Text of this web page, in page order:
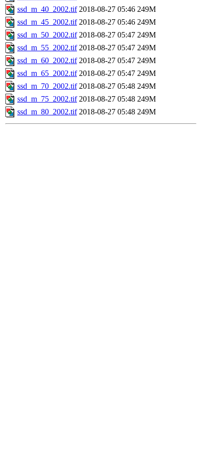
ssd_m_40_2002.tif 2018-08-27 05:46 249M
ssd_m_45_2002.tif 2018-08-27 05:46 249M
ssd_m_50_2002.tif 2018-08-27 05:47 249M
ssd_m_55_2002.tif 2018-08-27 05:47 249M
ssd_m_60_2002.tif 2018-08-27 05:47 249M
ssd_m_65_2002.tif 2018-08-27 05:47 249M
ssd_m_70_2002.tif 2018-08-27 05:48 249M
ssd_m_75_2002.tif 2018-08-27 05:48 249M
ssd_m_80_2002.tif 2018-08-27 05:48 249M